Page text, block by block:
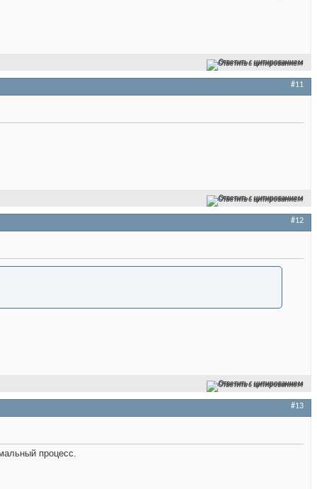
Ответить с цитированием
#11
Ответить с цитированием
#12
Ответить с цитированием
#13
процесс.